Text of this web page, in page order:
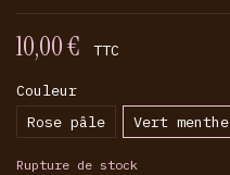
10,00 € TTC
Couleur
Rose pâle
Vert menthe
Rupture de stock